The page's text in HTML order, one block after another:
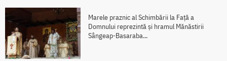
Marele praznic al Schimbării la Față a
Domnului reprezintă și hramul Mănăstirii
Sângeap-Basaraba...